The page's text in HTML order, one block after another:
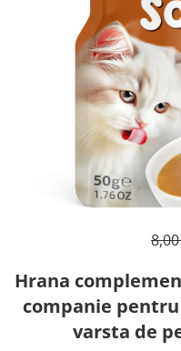
MORANDO
RECOMPENSE
DIETE VETERINARE
IGIENA SI COSMETICA
IGIENA OCHI SI URECHI
SUPLIMENTE
AFECTIUNI AURICULARE
AFECTIUNI
FRESH FARM
DIETE VETERINARE
IGIENA SI COSMETICA
ASTERNUT SI LITIERE
IGIENA OCHI SI URECHI
RECOMPENSE
SUPLIMENTE
AFECTIUNI AURICULARE
Hrana
companie
varsta de